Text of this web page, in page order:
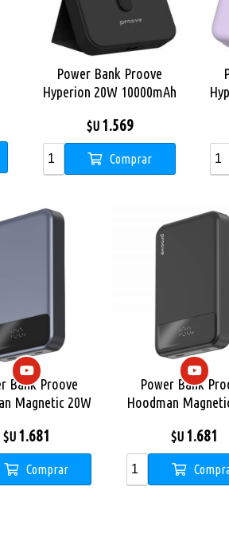
Power Bank Proove
Hyperion 20W 10000mAh
$U 1.569
Comprar
Bank Proove
Magnetic 20W
$U 1.681
Comprar
Power Bank
Hoodman
$U 1.681